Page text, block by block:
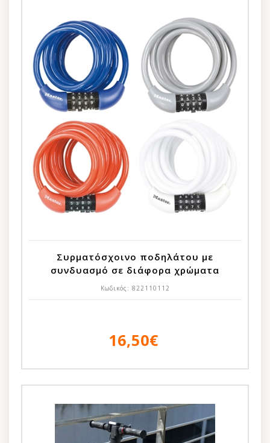
Συρματόσχοινο ποδηλάτου με
συνδυασμό σε διάφορα χρώματα
Κωδικός: 822110112
16,50€